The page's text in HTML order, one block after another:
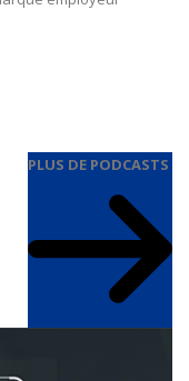
PLUS DE PODCASTS